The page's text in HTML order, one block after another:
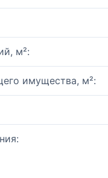
м²:
имущества, м²: